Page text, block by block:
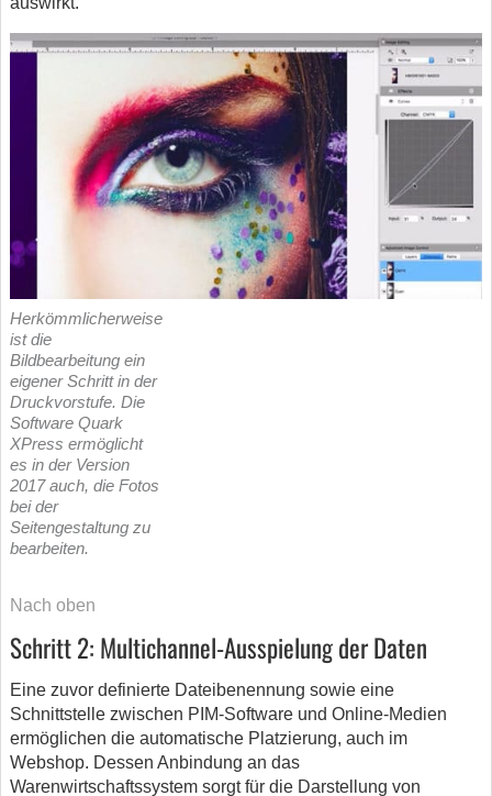
Herkömmlicherweise
ist die
Bildbearbeitung ein
eigener Schritt in der
Druckvorstufe. Die
Software Quark
XPress ermöglicht
es in der Version
2017 auch, die Fotos
bei der
Seitengestaltung zu
bearbeiten.
Nach oben
Schritt 2: Multichannel-Ausspielung der Daten
Eine zuvor definierte Dateibenennung sowie eine
Schnittstelle zwischen PIM-Software und Online-Medien
ermöglichen die automatische Platzierung, auch im
Webshop. Dessen Anbindung an das
Warenwirtschaftssystem sorgt für die Darstellung von